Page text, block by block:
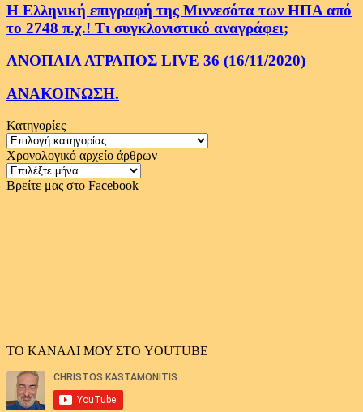
Η Ελληνική επιγραφή της Μιννεσότα των ΗΠΑ από
το 2748 π.χ.! Τι συγκλονιστικό αναγράφει;
ΑΝΟΠΑΙΑ ΑΤΡΑΠΟΣ LIVE 36 (16/11/2020)
ΑΝΑΚΟΙΝΩΣΗ.
Κατηγορίες
Κατηγορίες
Χρονολογικό αρχείο άρθρων
Χρονολογικό
αρχείο
Βρείτε μας στο Facebook
ΤΟ ΚΑΝΑΛΙ ΜΟΥ ΣΤΟ YOUTUBE